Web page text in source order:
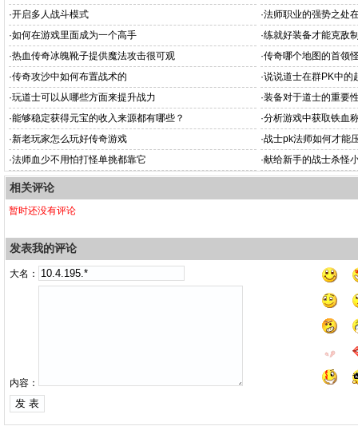
·开启多人战斗模式 ·法师职业的强势之处
·如何在游戏里面成为一个高手 ·练就好装备才能克敌
·热血传奇冰魄靴子提供魔法攻击很可观 ·传奇哪个地图的首领
·传奇攻沙中如何布置战术的 ·说说道士在群PK中的
·玩道士可以从哪些方面来提升战力 ·装备对于道士的重要
·能够稳定获得元宝的收入来源都有哪些？ ·分析游戏中获取铁血
·新老玩家怎么玩好传奇游戏 ·战士pk法师如何才能
·法师血少不用怕打怪单挑都靠它 ·献给新手的战士杀怪
相关评论
暂时还没有评论
发表我的评论
大名：
内容：